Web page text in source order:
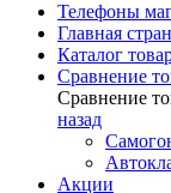
Телефоны
Главная
Каталог
Сравнение
Сравнение
назад
Акции